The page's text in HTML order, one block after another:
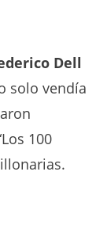
Dell
solo vendía
100